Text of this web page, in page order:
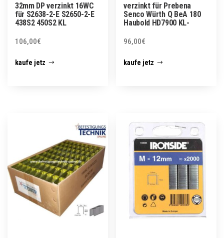
32mm DP verzinkt 16WC
für S2638-2-E S2650-2-E
438S2 450S2 KL
106,00€
kaufe jetz
verzinkt für Prebena
Senco Würth Q BeA 180
Haubold HD7900 KL-
96,00€
kaufe jetz